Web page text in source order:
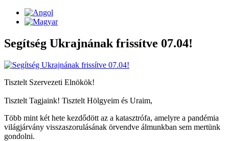
Segítség Ukrajnának frissítve 07.04!
Tisztelt Szervezeti Elnökök!
Tisztelt Tagjaink! Tisztelt Hölgyeim és Uraim,
Több mint két hete kezdődött az a katasztrófa, amelyre a pandémia
világjárvány visszaszorulásának örvendve álmunkban sem mertünk
gondolni.